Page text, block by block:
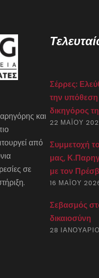
και
από
σε
Σέρρες:
την
δικηγόρος
22 ΜΑΪ́ΟΥ
Συμμετοχή
μας,
με τον
16 ΜΑΪ́ΟΥ
Σεβασμός
δικαιοσύνη
28